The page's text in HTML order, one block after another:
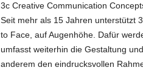
3c Creative Communication
Seit mehr als 15 Jahren unterstützt
to Face, auf Augenhöhe. Dafür
umfasst weiterhin die Gestaltung
anderem den eindrucksvollen